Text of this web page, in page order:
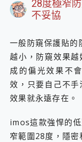
28度極窄
不妥協
一般防窺保護貼
越小，防窺效果
成的偏光效果不
效，只要自己不
效果就永遠存在。
imos這款強悍的
窄範圍28度，隱密